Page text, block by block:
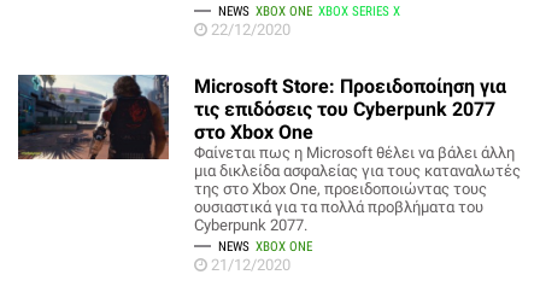
NEWS XBOX ONE XBOX SERIES X
22/12/2020
Microsoft Store: Προειδοποίηση για
τις επιδόσεις του Cyberpunk 2077
στο Xbox One
Φαίνεται πως η Microsoft θέλει να βάλει άλλη
μια δικλείδα ασφαλείας για τους καταναλωτές
της στο Xbox One, προειδοποιώντας τους
ουσιαστικά για τα πολλά προβλήματα του
Cyberpunk 2077.
NEWS XBOX ONE
21/12/2020